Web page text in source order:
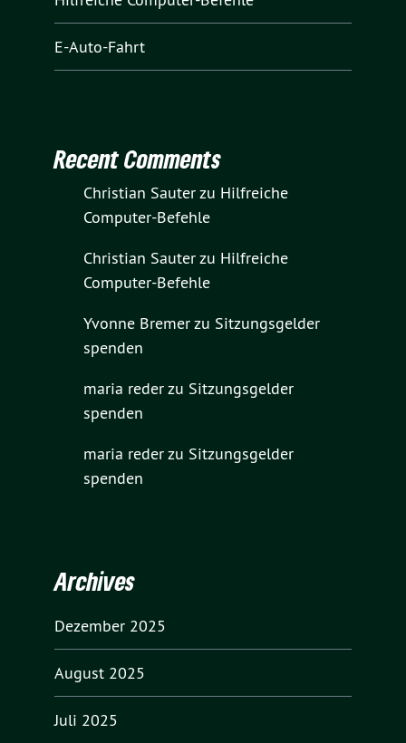
E-Auto-Fahrt
Recent Comments
Christian Sauterzu Hilfreiche
Computer-Befehle
Christian Sauterzu Hilfreiche
Computer-Befehle
Yvonne Bremerzu Sitzungsgelder
spenden
maria rederzu Sitzungsgelder
spenden
maria rederzu Sitzungsgelder
spenden
Archives
Dezember 2025
August 2025
Juli 2025